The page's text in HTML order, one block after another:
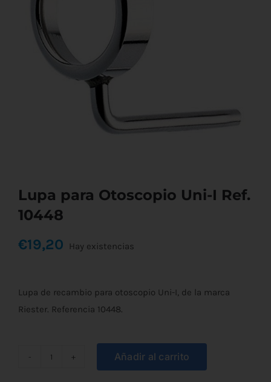
Lupa para Otoscopio Uni-I Ref.
10448
€19,20 Hay existencias
Lupa de recambio para otoscopio Uni-I, de la marca
Riester. Referencia 10448.
Añadir al carrito